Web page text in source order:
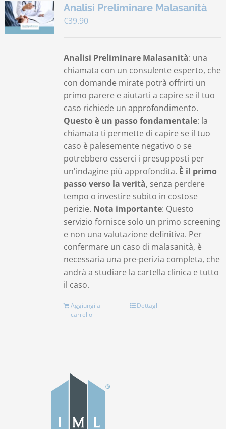
Analisi Preliminare Malasanità
€39.90
Analisi Preliminare Malasanità: una
chiamata con un consulente esperto, che
con domande mirate potrà offrirti un
primo parere e aiutarti a capire se il tuo
caso richiede un approfondimento.
Questo è un passo fondamentale: la
chiamata ti permette di capire se il tuo
caso è palesemente negativo o se
potrebbero esserci i presupposti per
un'indagine più approfondita. È il primo
passo verso la verità, senza perdere
tempo o investire subito in costose
perizie. Nota importante: Questo
servizio fornisce solo un primo screening
e non una valutazione definitiva. Per
confermare un caso di malasanità, è
necessaria una pre-perizia completa, che
andrà a studiare la cartella clinica e tutto
il caso.
Aggiungi al
carrello
Dettagli